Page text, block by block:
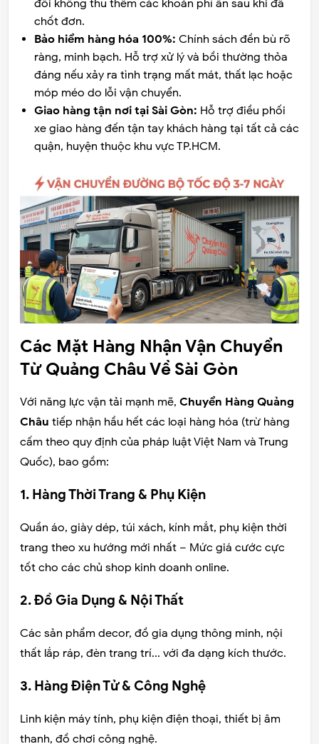
đối không thu thêm các khoản phí ẩn sau khi đã
chốt đơn.
Bảo hiểm hàng hóa 100%: Chính sách đền bù rõ
ràng, minh bạch. Hỗ trợ xử lý và bồi thường thỏa
đáng nếu xảy ra tình trạng mất mát, thất lạc hoặc
móp méo do lỗi vận chuyển.
Giao hàng tận nơi tại Sài Gòn: Hỗ trợ điều phối
xe giao hàng đến tận tay khách hàng tại tất cả các
quận, huyện thuộc khu vực TP.HCM.
Các Mặt Hàng Nhận Vận Chuyển
Từ Quảng Châu Về Sài Gòn
Với năng lực vận tải mạnh mẽ, Chuyển Hàng Quảng
Châu tiếp nhận hầu hết các loại hàng hóa (trừ hàng
cấm theo quy định của pháp luật Việt Nam và Trung
Quốc), bao gồm:
1. Hàng Thời Trang & Phụ Kiện
Quần áo, giày dép, túi xách, kính mắt, phụ kiện thời
trang theo xu hướng mới nhất – Mức giá cước cực
tốt cho các chủ shop kinh doanh online.
2. Đồ Gia Dụng & Nội Thất
Các sản phẩm decor, đồ gia dụng thông minh, nội
thất lắp ráp, đèn trang trí... với đa dạng kích thước.
3. Hàng Điện Tử & Công Nghệ
Linh kiện máy tính, phụ kiện điện thoại, thiết bị âm
thanh, đồ chơi công nghệ.